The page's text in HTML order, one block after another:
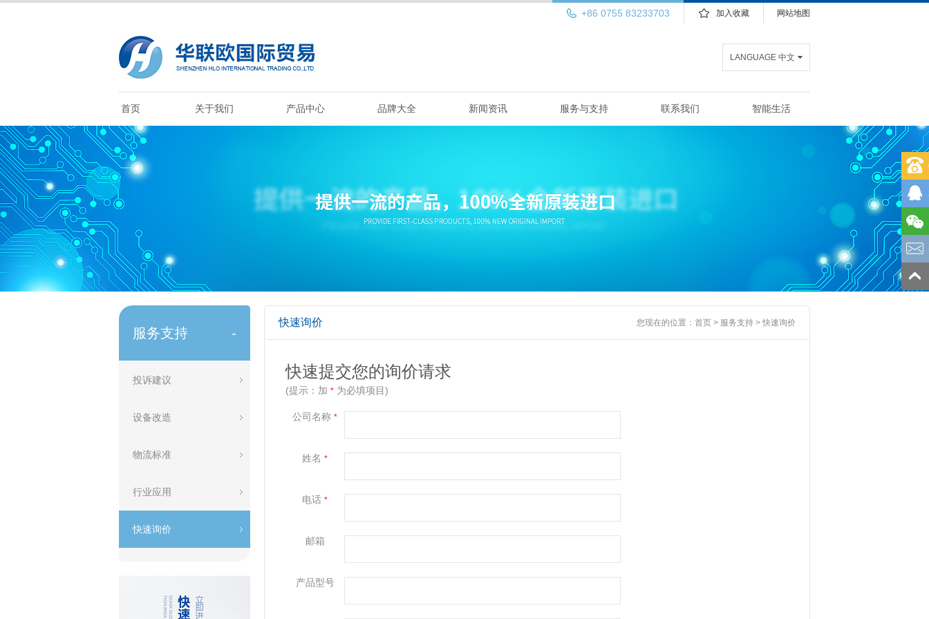
网站地图
加入收藏
+86 0755 83233703
LANGUAGE 中文
首页 关于我们 产品中心 品牌大全 新闻资讯 服务与支持 联系我们 智能生活
服务支持 -
投诉建议
设备改造
物流标准
行业应用
快速询价
快速询价 您现在的位置： 首页 > 服务支持 > 快速询价
快速提交您的询价请求
(提示：加 * 为必填项目)
公司名称 *
姓名 *
电话 *
邮箱
产品型号